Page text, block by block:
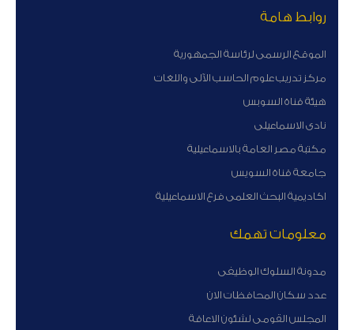
روابط هامة
الموقع الرسمى لرئاسة الجمهورية
مركز تدريب علوم الحاسب الآلى واللغات
هيئة قناة السوبس
نادى الاسماعيلى
مكتبة مصر العامة بالاسماعيلية
جامعة قناة السويس
اكاديمية البحث العلمى فرع الاسماعيلية
معلومات تهمك
مدونة السلوك الوظيفى
عدد سكان المحافظات الان
المجلس القومى لشئون الاعاقة